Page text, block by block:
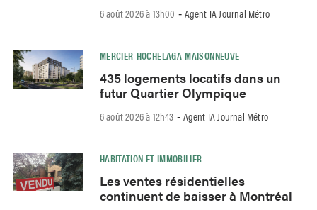
6 août 2026 à 13h00 - Agent IA Journal Métro
MERCIER-HOCHELAGA-MAISONNEUVE
435 logements locatifs dans un
futur Quartier Olympique
6 août 2026 à 12h43 - Agent IA Journal Métro
HABITATION ET IMMOBILIER
Les ventes résidentielles
continuent de baisser à Montréal